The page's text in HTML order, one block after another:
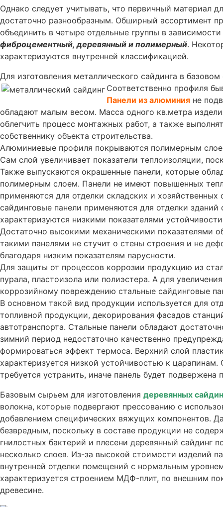
Однако следует учитывать, что первичный материал
достаточно разнообразным. Обширный ассортимент
объединить в четыре отдельные группы в
фиброцементный, деревянный и полимерный.
характеризуются внутренней классификацией.
Для изготовления металлического сайдинга в
Соответственно профиля
Панели из алюминия не
обладают малым весом. Масса одного кв.метра
облегчить процесс монтажных работ, а также
собственнику объекта строительства.
Алюминиевые профиля покрываются полимерным
Сам слой увеличивает показатели теплоизоляции,
Также выпускаются окрашенные панели, которые
полимерным слоем. Панели не имеют повышенных
применяются для отделки складских и
сайдинговые панели применяются для отделки зданий
характеризуются низкими показателями
Достаточно высокими механическими показателями
такими панелями не стучит о стены строения и не
благодаря низким показателям парусности.
Для защиты от процессов коррозии продукцию из
пурала, пластоизола или полиэстера. А для
коррозийному повреждению стальные сайдинговые
В основном такой вид продукции используется для
топливной продукции, декорирования фасадов
автотранспорта. Стальные панели обладают
зимний период недостаточно качественно
формироваться эффект термоса. Верхний слой
характеризуется низкой устойчивостью к
требуется устранить, иначе панель будет подвержена
Базовым сырьем для изготовления деревянных
волокна, которые подвергают прессованию с
добавлением специфических вяжущих компонентов.
безвредным, поскольку в составе продукции не
гнилостных бактерий и плесени деревянный сайдинг
несколько слоев. Из-за высокой стоимости изделий
внутренней отделки помещений с нормальным
характеризуется строением МДФ-плит, по внешним
древесине.